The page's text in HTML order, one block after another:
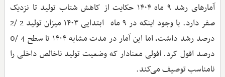
آمارهای رشد ۹ ماه ۱۴۰۴ حکایت از کاهش شتاب تولید تا نزدیک
صفر دارد. با وجود اینکه در ۹ ماه ابتدایی ۱۴۰۳ میزان تولید 2 /2
درصد رشد داشت، اما این آمار در مدت مشابه ۱۴۰۴ تا سطح 4 /0
درصد افول کرد. افولی معنادار که وضعیت تولید ناخالص داخلی را
نامناسب توصیف می‌کند.